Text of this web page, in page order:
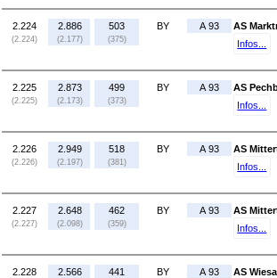
2.224
(2.224)
2.886
(2.177)
503
(375)
BY A 93
AS
Infos...
2.225
(2.225)
2.873
(2.173)
499
(373)
BY A 93
AS
Infos...
2.226
(2.226)
2.949
(2.197)
518
(381)
BY A 93
AS
Infos...
2.227
(2.227)
2.648
(2.098)
462
(359)
BY A 93
AS
Infos...
2.228 2.566 441 BY A 93
AS